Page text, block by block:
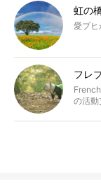
虹の
愛ブヒ
フレ
の活動